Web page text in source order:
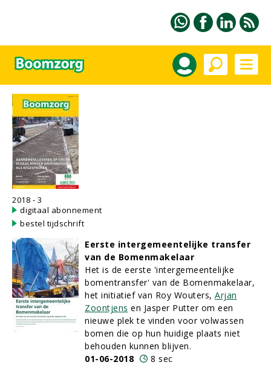
2018 - 3
digitaal abonnement
bestel tijdschrift
Eerste intergemeentelijke transfer
van de Bomenmakelaar
Het is de eerste 'intergemeentelijke
bomentransfer' van de Bomenmakelaar,
het initiatief van Roy Wouters, Arjan
Zoontjens en Jasper Putter om een
nieuwe plek te vinden voor volwassen
bomen die op hun huidige plaats niet
behouden kunnen blijven.
01-06-2018
8 sec